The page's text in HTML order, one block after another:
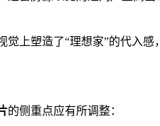
上塑造了“理想家”的代入感
的侧重点应有所调整：